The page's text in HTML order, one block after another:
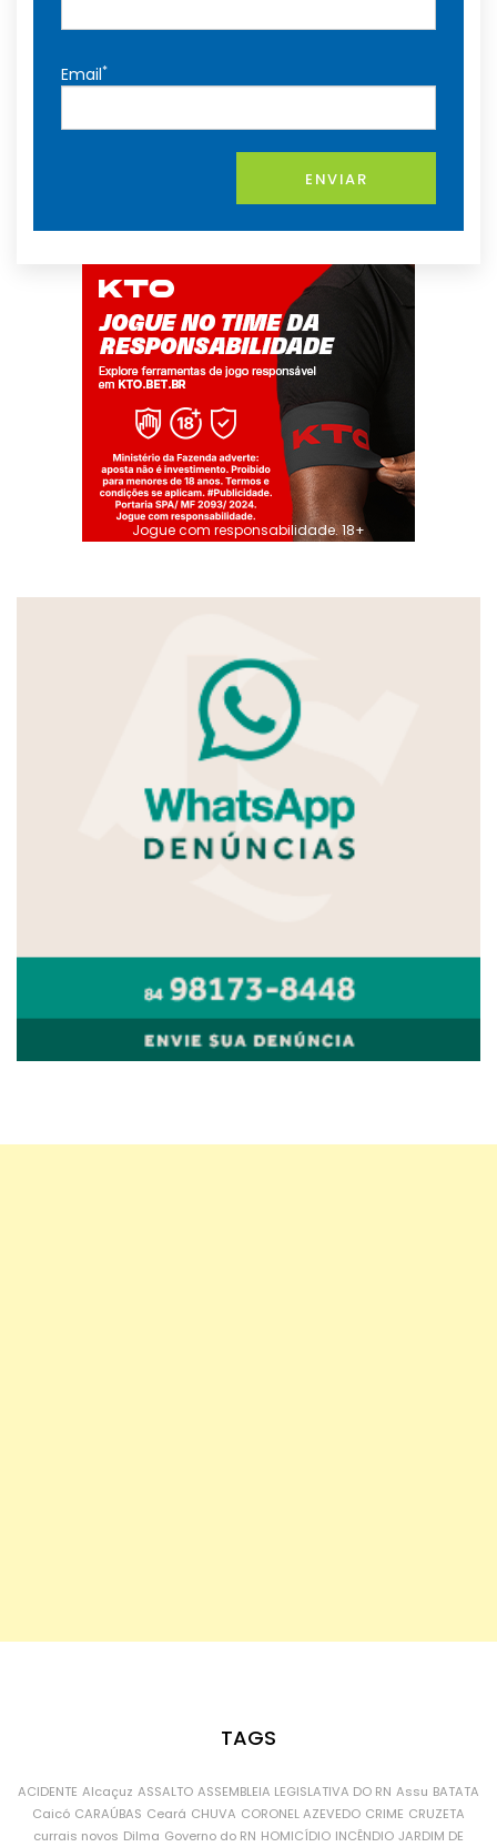
Email*
ENVIAR
Jogue com responsabilidade. 18+
TAGS
ACIDENTE Alcaçuz ASSALTO ASSEMBLEIA LEGISLATIVA DO RN Assu BATATA
Caicó CARAÚBAS Ceará CHUVA CORONEL AZEVEDO CRIME CRUZETA
currais novos Dilma Governo do RN HOMICÍDIO INCÊNDIO JARDIM DE